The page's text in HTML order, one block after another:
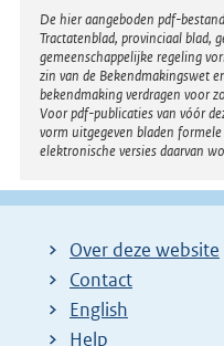
Disclaimer
De hier aangeboden pdf-
Tractatenblad, provinciaal blad,
gemeenschappelijke regeling
zin van de Bekendmakingswet
bekendmaking verdragen voor
Voor pdf-publicaties van vóór
vorm uitgegeven bladen
elektronische versies daarvan
Over deze website
Contact
English
Help